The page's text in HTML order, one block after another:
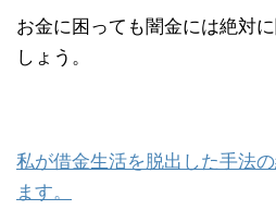
お金に困っても闇金には絶対
しょう。
私が借金生活を脱出した手法
ます。